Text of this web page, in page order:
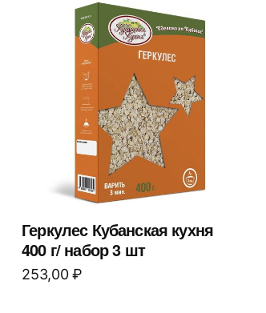
Геркулес Кубанская кухня
400 г/ набор 3 шт
253,00₽